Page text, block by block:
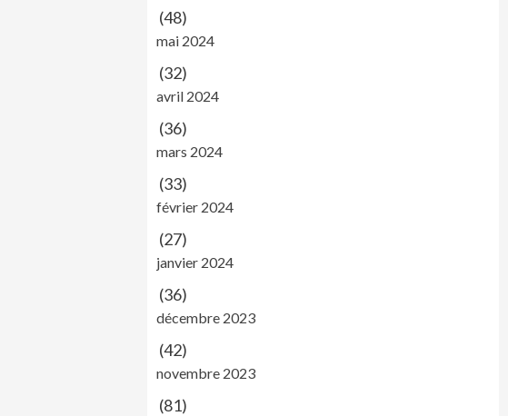
(48)
mai 2024
(32)
avril 2024
(36)
mars 2024
(33)
février 2024
(27)
janvier 2024
(36)
décembre 2023
(42)
novembre 2023
(81)